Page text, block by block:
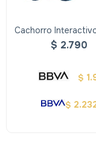
Cachorro
Baby Paws
$ 2.790
$
$